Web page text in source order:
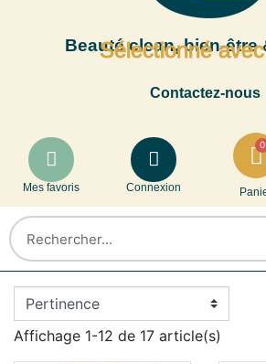
Beauté clean, bien-être
Sélectionné
Contactez-nous
Mes favoris Connexion
Affichage 1-12 de 17 article(s)